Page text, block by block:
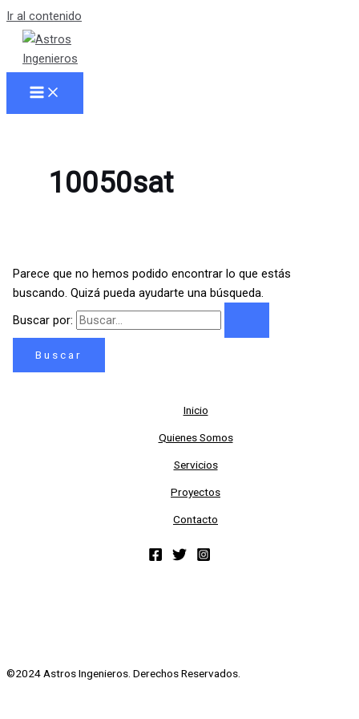
Ir al contenido
10050sat
Parece que no hemos podido encontrar lo que estás
buscando. Quizá pueda ayudarte una búsqueda.
Buscar por:
Inicio
Quienes Somos
Servicios
Proyectos
Contacto
©2024 Astros Ingenieros. Derechos Reservados.